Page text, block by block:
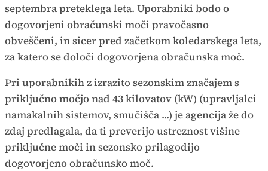
septembra preteklega leta. Uporabniki bodo o
dogovorjeni obračunski moči pravočasno
obveščeni, in sicer pred začetkom koledarskega leta,
za katero se določi dogovorjena obračunska moč.
Pri uporabnikih z izrazito sezonskim značajem s
priključno močjo nad 43 kilovatov (kW) (upravljalci
namakalnih sistemov, smučišča ...) je agencija že do
zdaj predlagala, da ti preverijo ustreznost višine
priključne moči in sezonsko prilagodijo
dogovorjeno obračunsko moč.